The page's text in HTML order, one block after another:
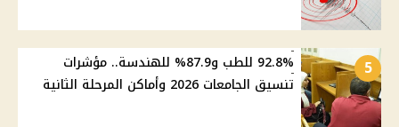
5
92.8% للطب و87.9% للهندسة.. مؤشرات
تنسيق الجامعات 2026 وأماكن المرحلة الثانية